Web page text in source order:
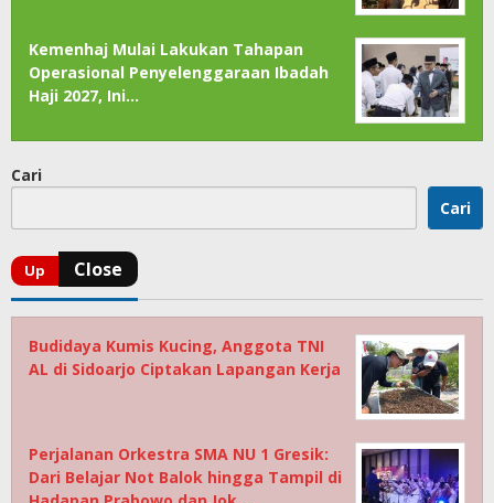
Kemenhaj Mulai Lakukan Tahapan
Operasional Penyelenggaraan Ibadah
Haji 2027, Ini…
Cari
Cari
Budidaya Kumis Kucing, Anggota TNI
AL di Sidoarjo Ciptakan Lapangan Kerja
Perjalanan Orkestra SMA NU 1 Gresik:
Dari Belajar Not Balok hingga Tampil di